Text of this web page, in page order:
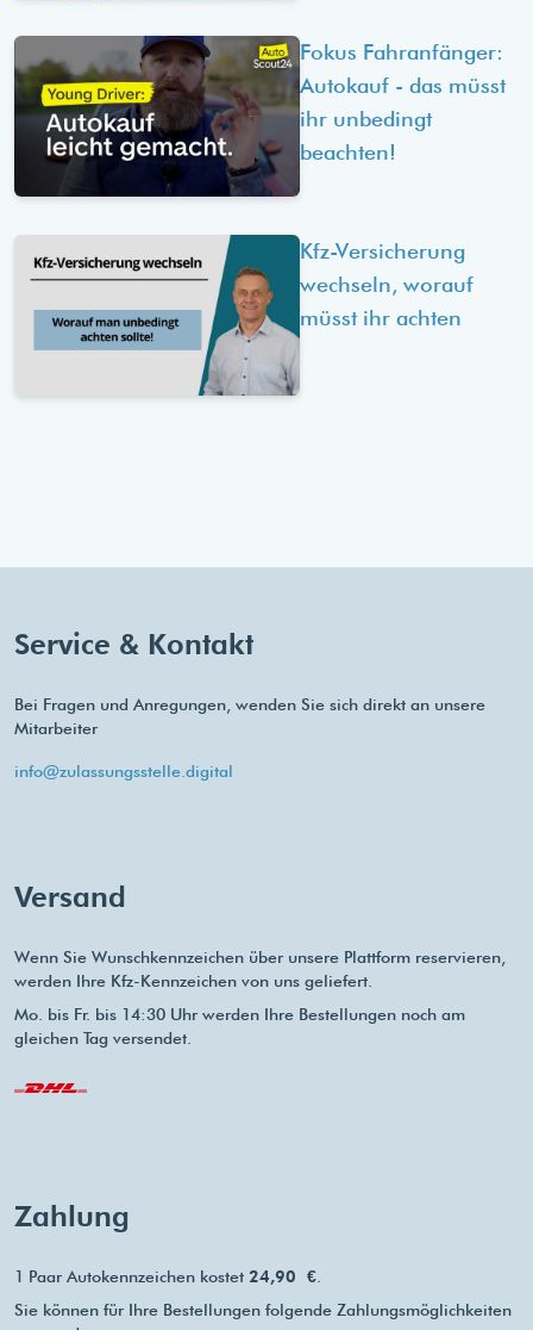
Fokus Fahranfänger:
Autokauf - das müsst
ihr unbedingt
beachten!
Kfz-Versicherung
wechseln, worauf
müsst ihr achten
Service & Kontakt
Bei Fragen und Anregungen, wenden Sie sich direkt an unsere
Mitarbeiter
info@zulassungsstelle.digital
Versand
Wenn Sie Wunschkennzeichen über unsere Plattform reservieren,
werden Ihre Kfz-Kennzeichen von uns geliefert.
Mo. bis Fr. bis 14:30 Uhr werden Ihre Bestellungen noch am
gleichen Tag versendet.
Zahlung
1 Paar Autokennzeichen kostet 24,90 €
Sie können für Ihre Bestellungen folgende Zahlungsmöglichkeiten